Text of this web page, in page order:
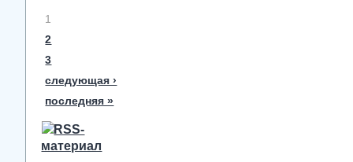
1
2
3
следующая ›
последняя »